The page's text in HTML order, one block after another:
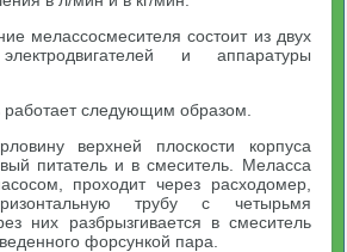
мелассосмесителя состоит из двух
и аппаратуры
следующим образом.
верхней плоскости корпуса
питатель и в смеситель. Меласса
проходит через расходомер,
трубу с четырьмя
них разбрызгивается в смеситель
форсункой пара.